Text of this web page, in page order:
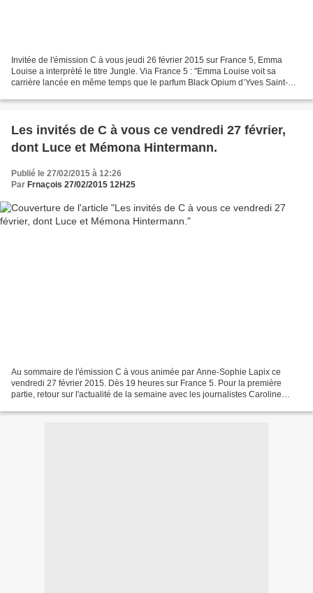
Invitée de l'émission C à vous jeudi 26 février 2015 sur France 5, Emma
Louise a interprèté le titre Jungle. Via France 5 : "Emma Louise voit sa
carrière lancée en même temps que le parfum Black Opium d’Yves Saint-
Les invités de C à vous ce vendredi 27 février,
dont Luce et Mémona Hintermann.
Publié le 27/02/2015 à 12:26
Par Frnaçois 27/02/2015 12H25
Au sommaire de l'émission C à vous animée par Anne-Sophie Lapix ce
vendredi 27 février 2015. Dès 19 heures sur France 5. Pour la première
partie, retour sur l'actualité de la semaine avec les journalistes Caroline